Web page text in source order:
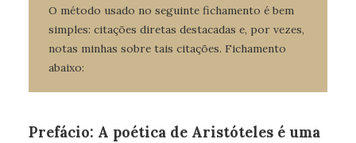
O método usado no seguinte fichamento é bem
simples: citações diretas destacadas e, por vezes,
notas minhas sobre tais citações. Fichamento
abaixo:
Prefácio: A poética de Aristóteles é uma